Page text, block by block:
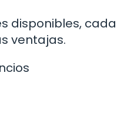
disponibles, cada
ventajas.